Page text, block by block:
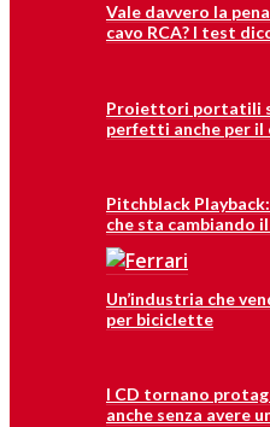
Vale davvero la
cavo RCA? I test
Proiettori portatili
perfetti anche per il
Pitchblack
che sta cambiando
Un’industria che
per biciclette
I CD tornano
anche senza avere